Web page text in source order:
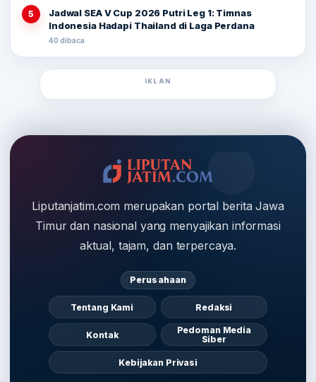
5
Jadwal SEA V Cup 2026 Putri Leg 1: Timnas
Indonesia Hadapi Thailand di Laga Perdana
40 dibaca
IKLAN
Liputanjatim.com merupakan portal berita Jawa
Timur dan nasional yang menyajikan informasi
aktual, tajam, dan terpercaya.
Perusahaan
Tentang Kami Redaksi
Kontak
Pedoman Media
Siber
Kebijakan Privasi